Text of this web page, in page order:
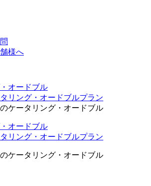
様へ
オードブル
リング・オードブルプラン
ケータリング・オードブル
オードブル
リング・オードブルプラン
ケータリング・オードブル